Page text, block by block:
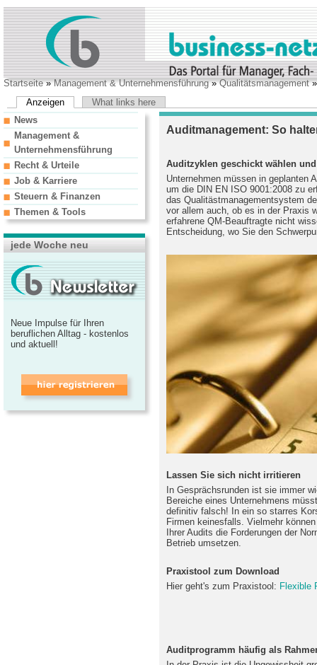
Startseite»Management & Unternehmensführung»Qualitätsmanagement»
Anzeigen
What links here
Auditmanagement: So
Auditzyklen geschickt wählen
Unternehmen müssen in geplanten
um die DIN EN ISO 9001:2008 zu
das Qualitästmanagementsystem
vor allem auch, ob es in der Praxis
erfahrene QM-Beauftragte nicht
Entscheidung, wo Sie den
Lassen Sie sich nicht irritieren
In Gesprächsrunden ist sie immer
Bereiche eines Unternehmens
definitiv falsch! In ein so starres
Firmen keinesfalls. Vielmehr
Ihrer Audits die Forderungen der
Betrieb umsetzen.
Praxistool zum Download
Hier geht's zum Praxistool: Flexible
Auditprogramm häufig als
News
Management &
Unternehmensführung
Recht & Urteile
Job & Karriere
Steuern & Finanzen
Themen & Tools
jede Woche neu
Neue Impulse für Ihren
beruflichen Alltag - kostenlos
und aktuell!